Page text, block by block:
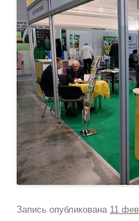
Запись опубликована 11